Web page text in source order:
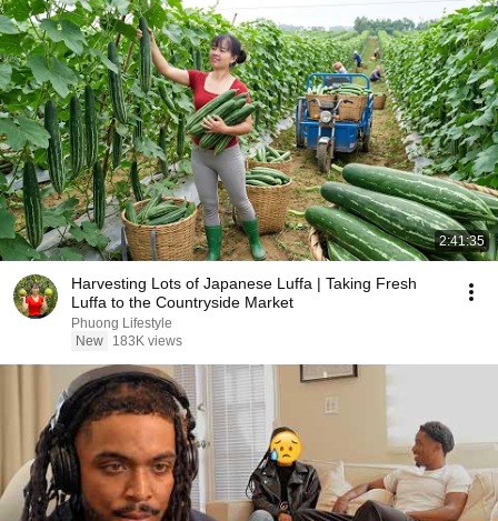
2:41:35
Harvesting Lots of Japanese Luffa | Taking Fresh
Luffa to the Countryside Market
Phuong Lifestyle
New
183K views